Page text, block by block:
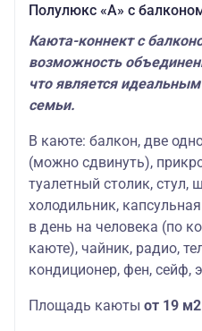
Полулюкс «А» с
Каюта-коннект с
возможность
что является
семьи.
В каюте: балкон, две
(можно сдвинуть),
туалетный столик, стул,
холодильник,
в день на человека (по
каюте), чайник, радио,
кондиционер, фен, сейф,
Площадь каюты от 19